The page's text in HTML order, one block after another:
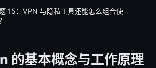
15：VPN 与隐私工具还能怎么组合使
的基本概念与工作原理